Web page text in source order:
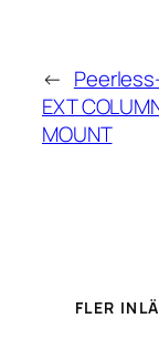
←
EXT
MOUNT
FLER